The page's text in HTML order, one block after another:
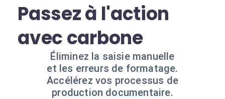
Passez à l'action
avec carbone
Éliminez la saisie manuelle
et les erreurs de formatage.
Accélérez vos processus de
production documentaire.